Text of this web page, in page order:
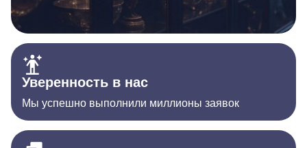
Уверенность в нас
Мы успешно выполнили миллионы заявок